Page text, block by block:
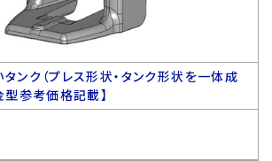
ンク（プレス形状・タンク形状を一体成
型参考価格記載】